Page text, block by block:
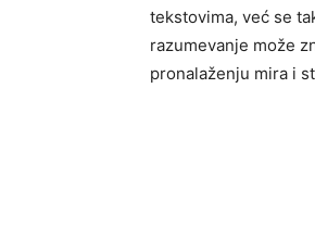
tekstovima, već se
razumevanje može
pronalaženju mira i